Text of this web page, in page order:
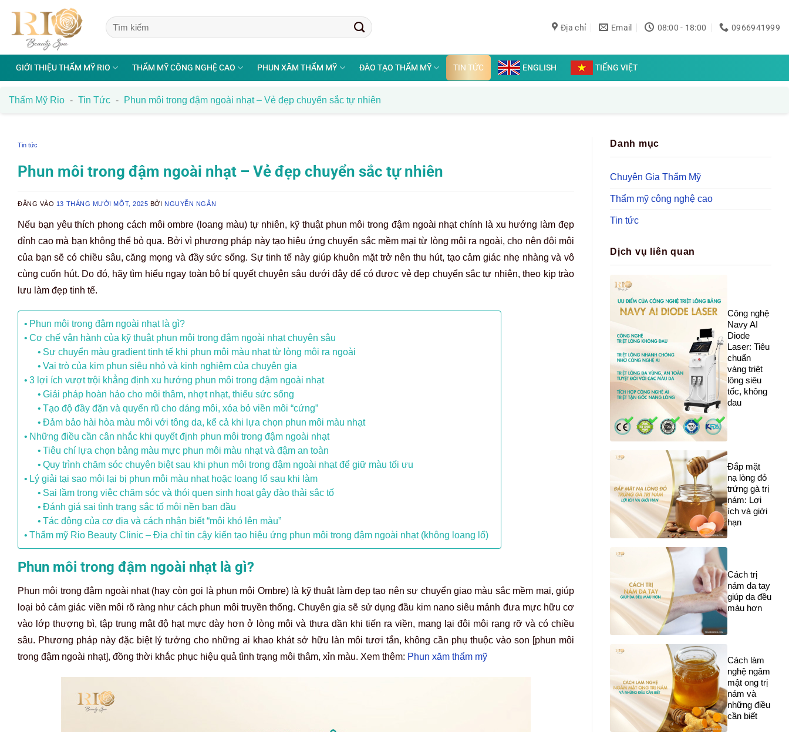
nội
Địa chỉ Email 08:00 - 18:00 0966941999
GIỚI THIỆU THẨM MỸ RIO THẨM MỸ CÔNG NGHỆ CAO PHUN XĂM THẨM MỸ ĐÀO TẠO THẨM MỸ TIN TỨC ENGLISH TIẾNG VIỆT
Thẩm Mỹ Rio - Tin Tức - Phun môi trong đậm ngoài nhạt – Vẻ đẹp chuyển sắc tự nhiên
Tin tức
Phun môi trong đậm ngoài nhạt – Vẻ đẹp chuyển sắc tự nhiên
ĐĂNG VÀO 13 THÁNG MƯỜI MỘT, 2025 BỞI NGUYỄN NGÂN
Nếu bạn yêu thích phong cách môi ombre (loang màu) tự nhiên, kỹ thuật phun môi trong đậm ngoài nhạt chính là xu hướng làm đẹp
đỉnh cao mà bạn không thể bỏ qua. Bởi vì phương pháp này tạo hiệu ứng chuyển sắc mềm mại từ lòng môi ra ngoài, cho nên đôi môi
của bạn sẽ có chiều sâu, căng mọng và đầy sức sống. Sự tinh tế này giúp khuôn mặt trở nên thu hút, tạo cảm giác nhẹ nhàng và vô
cùng cuốn hút. Do đó, hãy tìm hiểu ngay toàn bộ bí quyết chuyên sâu dưới đây để có được vẻ đẹp chuyển sắc tự nhiên, theo kịp trào
lưu làm đẹp tinh tế.
Phun môi trong đậm ngoài nhạt là gì?
Cơ chế vận hành của kỹ thuật phun môi trong đậm ngoài nhạt chuyên sâu
Sự chuyển màu gradient tinh tế khi phun môi màu nhạt từ lòng môi ra ngoài
Vai trò của kim phun siêu nhỏ và kinh nghiệm của chuyên gia
3 lợi ích vượt trội khẳng định xu hướng phun môi trong đậm ngoài nhạt
Giải pháp hoàn hảo cho môi thâm, nhợt nhạt, thiếu sức sống
Tạo độ đầy đặn và quyến rũ cho dáng môi, xóa bỏ viền môi “cứng”
Đảm bảo hài hòa màu môi với tông da, kể cả khi lựa chọn phun môi màu nhạt
Những điều cần cân nhắc khi quyết định phun môi trong đậm ngoài nhạt
Tiêu chí lựa chọn bảng màu mực phun môi màu nhạt và đậm an toàn
Quy trình chăm sóc chuyên biệt sau khi phun môi trong đậm ngoài nhạt để giữ màu tối ưu
Lý giải tại sao môi lại bị phun môi màu nhạt hoặc loang lổ sau khi làm
Sai lầm trong việc chăm sóc và thói quen sinh hoạt gây đào thải sắc tố
Đánh giá sai tình trạng sắc tố môi nền ban đầu
Tác động của cơ địa và cách nhận biết “môi khó lên màu”
Thẩm mỹ Rio Beauty Clinic – Địa chỉ tin cậy kiến tạo hiệu ứng phun môi trong đậm ngoài nhạt (không loang lổ)
Phun môi trong đậm ngoài nhạt là gì?
Phun môi trong đậm ngoài nhạt (hay còn gọi là phun môi Ombre) là kỹ thuật làm đẹp tạo nên sự chuyển giao màu sắc mềm mại, giúp
loại bỏ cảm giác viền môi rõ ràng như cách phun môi truyền thống. Chuyên gia sẽ sử dụng đầu kim nano siêu mảnh đưa mực hữu cơ
vào lớp thượng bì, tập trung mật độ hạt mực dày hơn ở lòng môi và thưa dần khi tiến ra viền, mang lại đôi môi rạng rỡ và có chiều
sâu. Phương pháp này đặc biệt lý tưởng cho những ai khao khát sở hữu làn môi tươi tắn, không cần phụ thuộc vào son [phun môi
trong đậm ngoài nhạt], đồng thời khắc phục hiệu quả tình trạng môi thâm, xỉn màu. Xem thêm: Phun xăm thẩm mỹ
Danh mục
Chuyên Gia Thẩm Mỹ
Thẩm mỹ công nghệ cao
Tin tức
Dịch vụ liên quan
Công nghệ
Navy AI
Diode
Laser: Tiêu
chuẩn
vàng triệt
lông siêu
tốc, không
đau
Đắp mặt
nạ lòng đỏ
trứng gà trị
nám: Lợi
ích và giới
hạn
Cách trị
nám da tay
giúp da đều
màu hơn
Cách làm
nghệ ngâm
mật ong trị
nám và
những điều
cần biết